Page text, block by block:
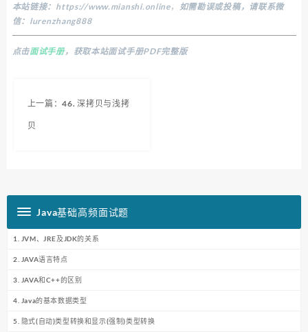
Java基础高频面试题
1. JVM、JRE及JDK的关系
2. JAVA语言特点
3. JAVA和C++的区别
4. Java的基本数据类型
5. 隐式(自动)类型转换和显示(强制)类型转换
本站链接： https://www.mianshi.online，
如需勘误或投稿，请联系微
信：lurenzhang888
点击面试手册，获取本站面试手册PDF完整版
上一篇：46. 深拷贝与浅拷
贝